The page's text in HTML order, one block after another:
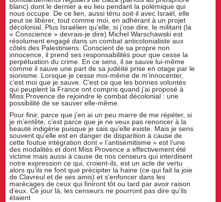
blanc) dont le dernier a eu lieu pendant la polémique qui
nous occupe. De ce lien, aussi ténu soit-il avec Israël, elle
peut se libérer, tout comme moi, en adhérant à un projet
décolonial. Plus Israélien qu’elle, si j’ose dire, le militant (la
« Conscience » devrais-je dire) Michel Warschawski est
résolument engagé dans un combat anticolonialiste aux
côtés des Palestiniens. Conscient de sa propre non
innocence, il prend ses responsabilités pour que cesse la
perpétuation du crime. En ce sens, il se sauve lui-même
comme il sauve une part de sa judéité prise en otage par le
sionisme. Lorsque je cesse moi-même de m’innocenter,
c’est moi que je sauve. C’est ce que les bonnes volontés
qui peuplent la France ont compris quand j’ai proposé à
Miss Provence de rejoindre le combat décolonial : une
possibilité de se sauver elle-même.
Pour finir, parce que j’en ai un peu marre de me répéter, si
je m’entête, c’est parce que je ne veux pas renoncer à la
beauté indigène puisque je sais qu’elle existe. Mais je sens
souvent qu’elle est en danger de disparition à cause de
cette foutue intégration dont « l’antisémitisme » est l’une
des modalités et dont Miss Provence a effectivement été
victime mais aussi à cause de nos censeurs qui interdisent
notre expression ce qui, croient-ils, est un acte de vertu
alors qu’ils ne font que précipiter la haine (ce qui fait la joie
de Clavreul et de ses amis) et s’enfoncer dans les
marécages de ceux qui finiront tôt ou tard par avoir raison
d’eux. Ce jour là, les censeurs ne pourront pas dire qu’ils
étaient